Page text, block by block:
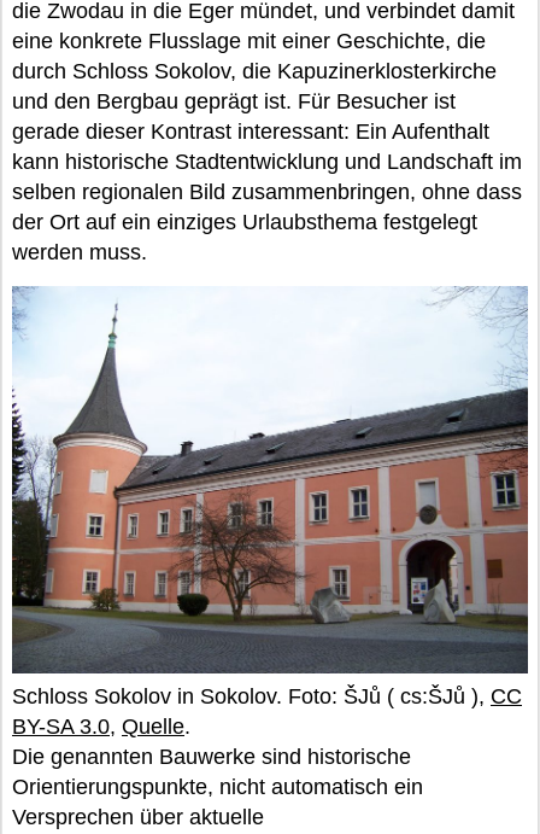
die Zwodau in die Eger mündet, und verbindet damit
eine konkrete Flusslage mit einer Geschichte, die
durch Schloss Sokolov, die Kapuzinerklosterkirche
und den Bergbau geprägt ist. Für Besucher ist
gerade dieser Kontrast interessant: Ein Aufenthalt
kann historische Stadtentwicklung und Landschaft im
selben regionalen Bild zusammenbringen, ohne dass
der Ort auf ein einziges Urlaubsthema festgelegt
werden muss.
Schloss Sokolov in Sokolov. Foto: ŠJů ( cs:ŠJů ), CC
BY-SA 3.0, Quelle.
Die genannten Bauwerke sind historische
Orientierungspunkte, nicht automatisch ein
Versprechen über aktuelle